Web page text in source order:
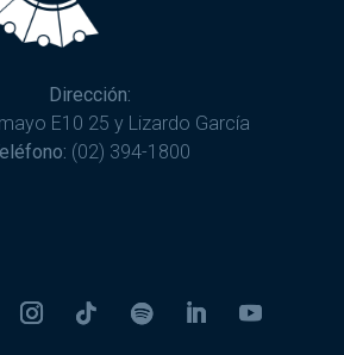
Dirección:
E10 25 y Lizardo García
(02) 394-1800